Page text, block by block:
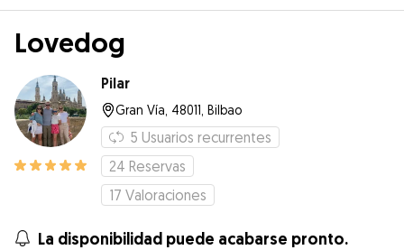
Lovedog
Pilar
Gran Vía, 48011, Bilbao
5 Usuarios recurrentes
24 Reservas
17 Valoraciones
La disponibilidad puede acabarse pronto.